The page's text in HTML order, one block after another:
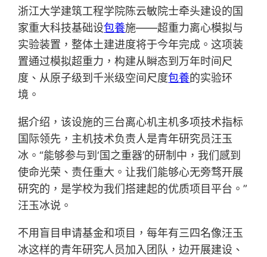
浙江大学建筑工程学院陈云敏院士牵头建设的国
家重大科技基础设包養施——超重力离心模拟与
实验装置，整体土建进度将于今年完成。这项装
置通过模拟超重力，构建从瞬态到万年时间尺
度、从原子级到千米级空间尺度包養的实验环
境。
据介绍，该设施的三台离心机主机多项技术指标
国际领先，主机技术负责人是青年研究员汪玉
冰。“能够参与到‘国之重器’的研制中，我们感到
使命光荣、责任重大。让我们能够心无旁骛开展
研究的，是学校为我们搭建起的优质项目平台。”
汪玉冰说。
不用盲目申请基金和项目，每年有三四名像汪玉
冰这样的青年研究人员加入团队，边开展建设、